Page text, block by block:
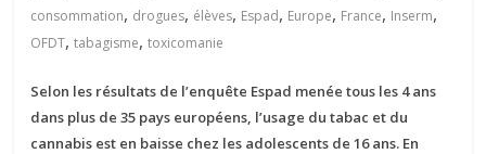
consommation, drogues, élèves, Espad, Europe, France, Inserm,
OFDT,tabagisme,toxicomanie
Selon les résultats de l’enquête Espad menée tous les 4 ans
dans plus de 35 pays européens, l’usage du tabac et du
cannabis est en baisse chez les adolescents de 16 ans. En